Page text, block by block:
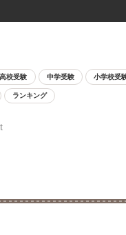
高校受験 中学受験 小学校受
ランキング